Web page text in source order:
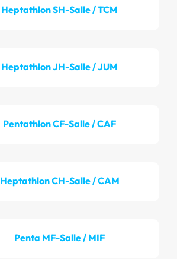
Heptathlon SH-Salle / TCM
Heptathlon JH-Salle / JUM
Pentathlon CF-Salle / CAF
Heptathlon CH-Salle / CAM
Penta MF-Salle / MIF